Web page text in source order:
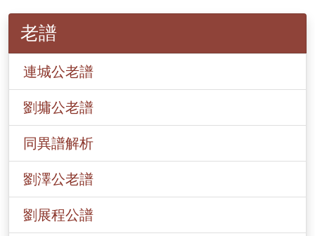
老譜
連城公老譜
劉墉公老譜
同異譜解析
劉澤公老譜
劉展程公譜